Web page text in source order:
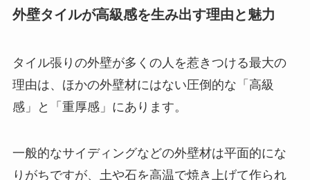
外壁タイルが高級感を生み出す理由と魅力
タイル張りの外壁が多くの人を惹きつける最大の
理由は、ほかの外壁材にはない圧倒的な「高級
感」と「重厚感」にあります。
一般的なサイディングなどの外壁材は平面的にな
りがちですが、土や石を高温で焼き上げて作られ